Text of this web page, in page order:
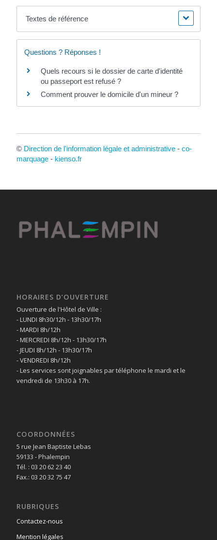
Textes de référence
Questions ? Réponses !
Quels recours si le dossier de carte d'identité
ou passeport est refusé ?
Comment prouver le domicile d'un mineur ?
© Direction de l'information légale et administrative- co-
marquage- kienso.fr
HORAIRES D’OUVERTURE
Ouverture de l'Hôtel de Ville :
- LUNDI 8h30/12h - 13h30/17h
- MARDI 8h/12h
- MERCREDI 8h/12h - 13h30/17h
- JEUDI 8h/12h - 13h30/17h
- VENDREDI 8h/12h
- Les services sont joignables par téléphone le mardi et le
vendredi de 13h30 à 17h.
COORDONNÉES
5 rue Jean Baptiste Lebas
59133 - Phalempin
Tél. : 03 20 62 23 40
Fax.: 03 20 32 75 47
RUBRIQUES
Contactez-nous
Mention légales